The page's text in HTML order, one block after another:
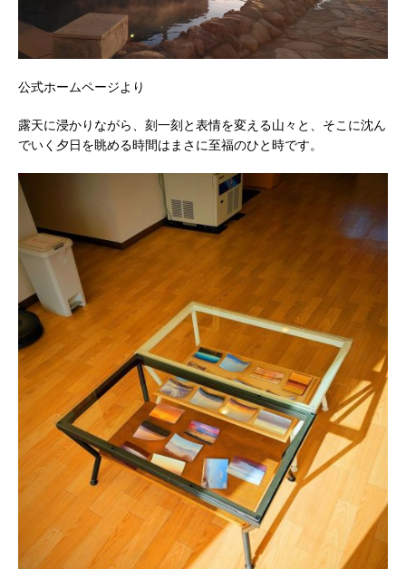
公式ホームページより
露天に浸かりながら、刻一刻と表情を変える山々と、そこに沈ん
でいく夕日を眺める時間はまさに至福のひと時です。